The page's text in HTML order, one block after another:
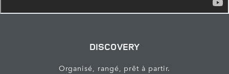
DISCOVERY
Organisé, rangé, prêt à partir.